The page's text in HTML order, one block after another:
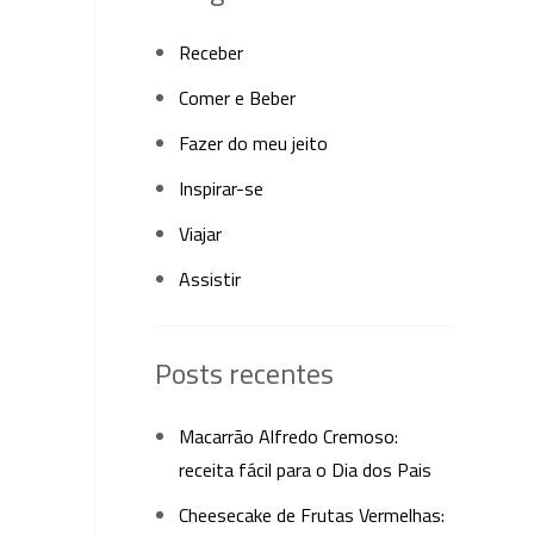
Receber
Comer e Beber
Fazer do meu jeito
Inspirar-se
Viajar
Assistir
Posts recentes
Macarrão Alfredo Cremoso:
receita fácil para o Dia dos Pais
Cheesecake de Frutas Vermelhas: